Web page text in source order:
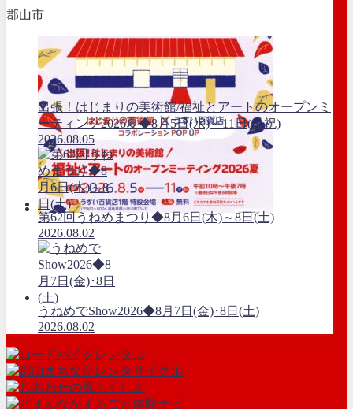
郡山市
出張！はじまりの美術館/福祉とアートのオープンミ
ーティング2026夏◆8月5日(水)～11日(火祝)
2026.08.05
第62回うねめまつり◆8月6日(木)～8日(土)
2026.08.02
うねめでShow2026◆8月7日(金)･8日(土)
2026.08.02